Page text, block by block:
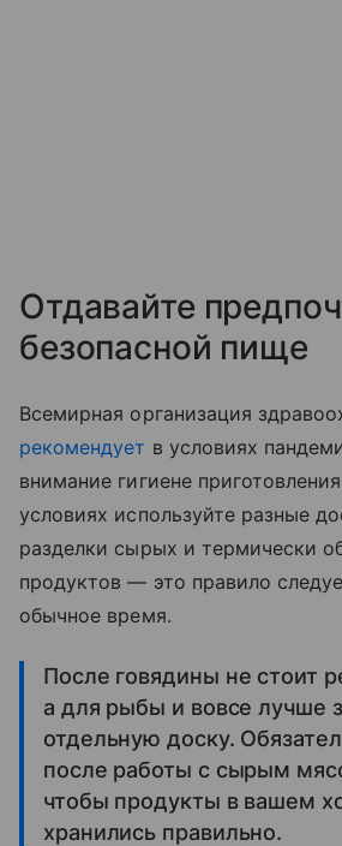
Отдавайте
безопасной пище
Всемирная организация
рекомендует в условиях
внимание гигиене
условиях используйте разные
разделки сырых и термически
продуктов — это правило
обычное время.
После говядины не стоит
а для рыбы и вовсе лучше
отдельную доску.
после работы с сырым
чтобы продукты в вашем
хранились правильно.